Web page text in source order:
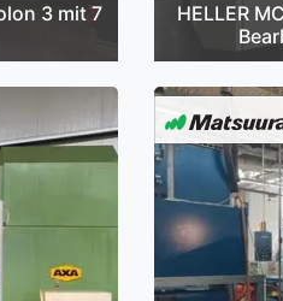
3 mit 7
HELLER